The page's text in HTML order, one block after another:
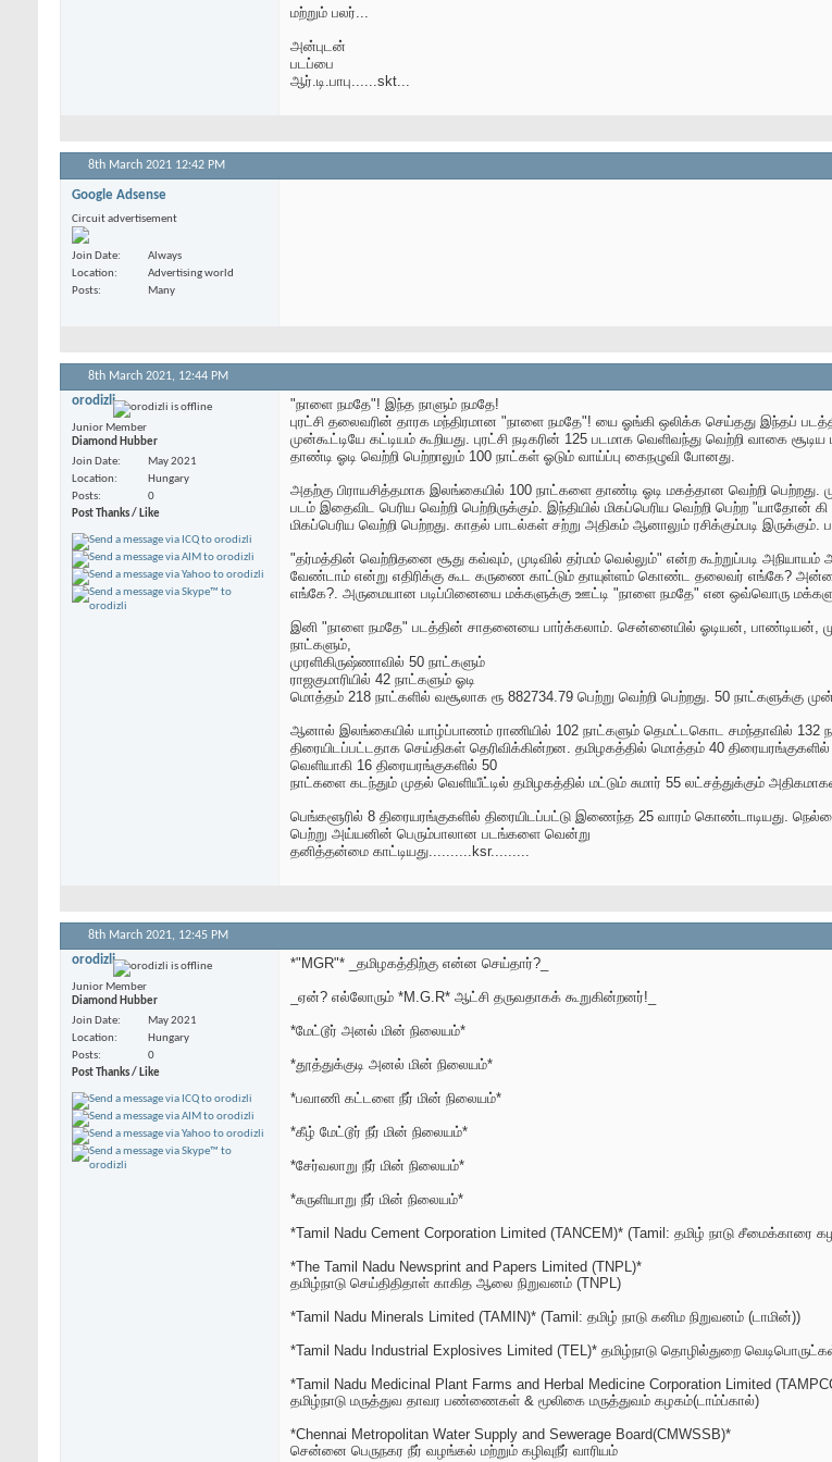
மற்றும் பலர்...
அன்புடன்
படப்பை
ஆர்.டி.பாபு......skt...
8th March 2021 12:42 PM
Google Adsense
Circuit advertisement
Join Date
Always
Location
Advertising world
Posts
Many
8th March 2021, 12:44 PM
orodizli
Junior Member
Diamond Hubber
Join Date
May 2021
Location
Hungary
Posts
0
Post Thanks / Like
"நாளை நமதே"! இந்த நாளும் நமதே!
புரட்சி தலைவரின் தாரக மந்திரமான "நாளை நமதே"! யை ஓங்கி ஒலிக்க செய்தது இந்தப்
முன்கூட்டியே கட்டியம் கூறியது. புரட்சி நடிகரின் 125 படமாக வெளிவந்து வெற்றி வாகை
தாண்டி ஓடி வெற்றி பெற்றாலும் 100 நாட்கள் ஓடும் வாய்ப்பு கைநழுவி போனது.
அதற்கு பிராயசித்தமாக இலங்கையில் 100 நாட்களை தாண்டி ஓடி மகத்தான வெற்றி
படம் இதைவிட பெரிய வெற்றி பெற்றிருக்கும். இந்தியில் மிகப்பெரிய வெற்றி பெற்ற "யாதோன்
மிகப்பெரிய வெற்றி பெற்றது. காதல் பாடல்கள் சற்று அதிகம் ஆனாலும் ரசிக்கும்படி
"தர்மத்தின் வெற்றிதனை சூது கவ்வும், முடிவில் தர்மம் வெல்லும்" என்ற கூற்றுப்படி
வேண்டாம் என்று எதிரிக்கு கூட கருணை காட்டும் தாயுள்ளம் கொண்ட தலைவர் எங்கே?
எங்கே?. அருமையான படிப்பினையை மக்களுக்கு ஊட்டி "நாளை நமதே" என ஒவ்வொரு
இனி "நாளை நமதே" படத்தின் சாதனையை பார்க்கலாம். சென்னையில் ஓடியன், பாண்டியன்,
நாட்களும்,
முரளிகிருஷ்ணாவில் 50 நாட்களும்
ராஜகுமாரியில் 42 நாட்களும் ஓடி
மொத்தம் 218 நாட்களில் வசூலாக ரூ 882734.79 பெற்று வெற்றி பெற்றது. 50
ஆனால் இலங்கையில் யாழ்ப்பாணம் ராணியில் 102 நாட்களும் தெமட்டகொட சமந்தாவில் 132
திரையிடப்பட்டதாக செய்திகள் தெரிவிக்கின்றன. தமிழகத்தில் மொத்தம் 40 திரையரங்குகளில்
வெளியாகி 16 திரையரங்குகளில் 50
நாட்களை கடந்தும் முதல் வெளியீட்டில் தமிழகத்தில் மட்டும் சுமார் 55 லட்சத்துக்கும்
பெங்களூரில் 8 திரையரங்குகளில் திரையிடப்பட்டு இணைந்த 25 வாரம் கொண்டாடியது.
பெற்று அய்யனின் பெரும்பாலான படங்களை வென்று
தனித்தன்மை காட்டியது..........ksr.........
8th March 2021, 12:45 PM
orodizli
Junior Member
Diamond Hubber
Join Date
May 2021
Location
Hungary
Posts
0
Post Thanks / Like
*"MGR"* _தமிழகத்திற்கு என்ன செய்தார்?_
_ஏன்? எல்லோரும் *M.G.R* ஆட்சி தருவதாகக் கூறுகின்றனர்!_
*மேட்டூர் அனல் மின் நிலையம்*
*தூத்துக்குடி அனல் மின் நிலையம்*
*பவாணி கட்டளை நீர் மின் நிலையம்*
*கீழ் மேட்டூர் நீர் மின் நிலையம்*
*சேர்வலாறு நீர் மின் நிலையம்*
*சுருளியாறு நீர் மின் நிலையம்*
*Tamil Nadu Cement Corporation Limited (TANCEM)* (Tamil: தமிழ் நாடு சீமைக்காரை
*The Tamil Nadu Newsprint and Papers Limited (TNPL)*
தமிழ்நாடு செய்திதிதாள் காகித ஆலை நிறுவனம் (TNPL)
*Tamil Nadu Minerals Limited (TAMIN)* (Tamil: தமிழ் நாடு கனிம நிறுவனம் (டாமின்))
*Tamil Nadu Industrial Explosives Limited (TEL)* தமிழ்நாடு தொழில்துறை
*Tamil Nadu Medicinal Plant Farms and Herbal Medicine Corporation Limited
தமிழ்நாடு மருத்துவ தாவர பண்ணைகள் & மூலிகை மருத்துவம் கழகம்(டாம்ப்கால்)
*Chennai Metropolitan Water Supply and Sewerage Board(CMWSSB)*
சென்னை பெருநகர நீர் வழங்கல் மற்றும் கழிவுநீர் வாரியம்